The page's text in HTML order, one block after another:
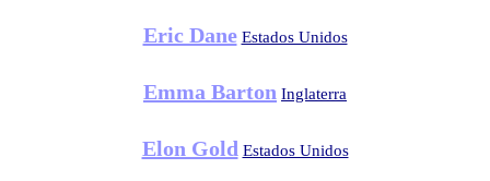
Eric Dane Estados Unidos
Emma Barton Inglaterra
Elon Gold Estados Unidos